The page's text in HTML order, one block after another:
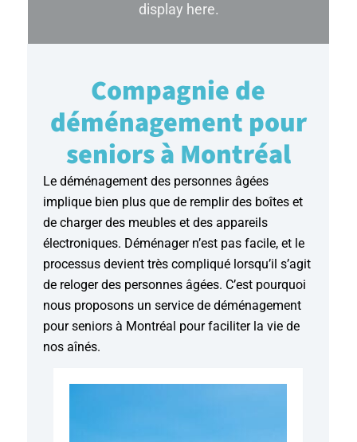
display here.
Compagnie de
déménagement pour
seniors à Montréal
Le déménagement des personnes âgées
implique bien plus que de remplir des boîtes et
de charger des meubles et des appareils
électroniques. Déménager n’est pas facile, et le
processus devient très compliqué lorsqu’il s’agit
de reloger des personnes âgées. C’est pourquoi
nous proposons un service de déménagement
pour seniors à Montréal pour faciliter la vie de
nos aînés.